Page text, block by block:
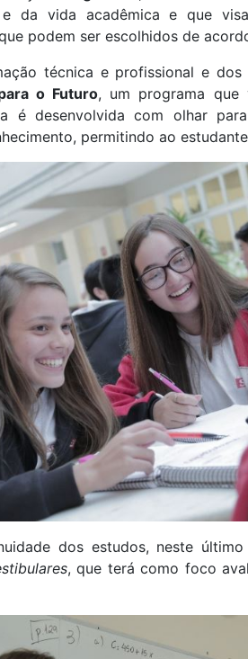
da vida acadêmica e que
podem ser escolhidos de
técnica e profissional e
o Futuro, um programa que
é desenvolvida com olhar
permitindo ao
dos estudos, neste
, que terá como foco